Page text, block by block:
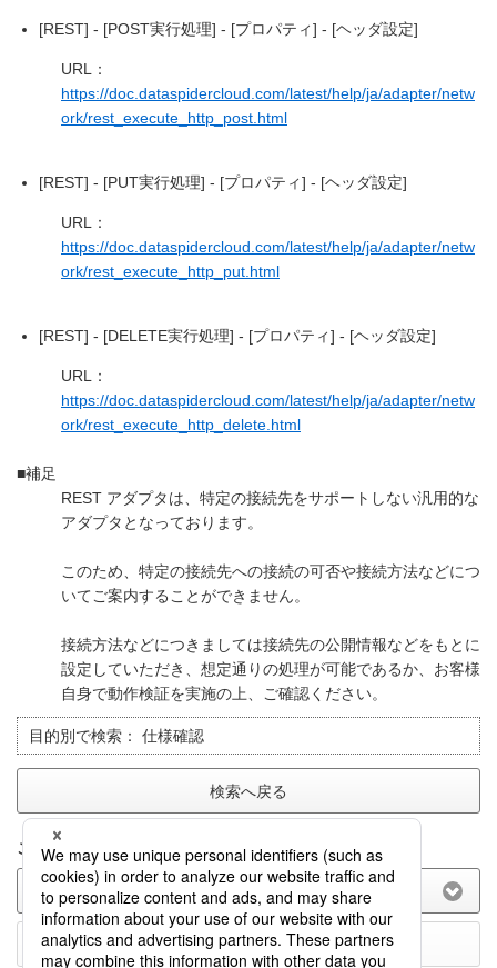
[REST] - [POST実行処理] - [プロパティ] - [ヘッダ設定]
URL：
https://doc.dataspidercloud.com/latest/help/ja/adapter/netw
ork/rest_execute_http_post.html
[REST] - [PUT実行処理] - [プロパティ] - [ヘッダ設定]
URL：
https://doc.dataspidercloud.com/latest/help/ja/adapter/netw
ork/rest_execute_http_put.html
[REST] - [DELETE実行処理] - [プロパティ] - [ヘッダ設定]
URL：
https://doc.dataspidercloud.com/latest/help/ja/adapter/netw
ork/rest_execute_http_delete.html
■補足
REST アダプタは、特定の接続先をサポートしない汎用的な
アダプタとなっております。
このため、特定の接続先への接続の可否や接続方法などにつ
いてご案内することができません。
接続方法などにつきましては接続先の公開情報などをもとに
設定していただき、想定通りの処理が可能であるか、お客様
自身で動作検証を実施の上、ご確認ください。
目的別で検索： 仕様確認
検索へ戻る
このFAQに関してのご意見をお聞かせ下さい。
(選択してください)
送信する